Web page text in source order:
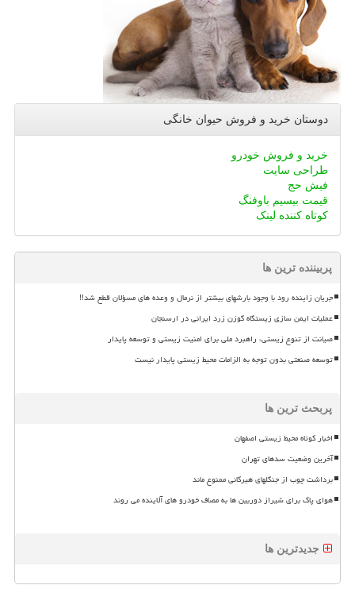
دوستان خرید و فروش حیوان خانگی
خرید و فروش خودرو
طراحی سایت
فیش حج
قیمت بیسیم باوفنگ
کوتاه کننده لینک
پربیننده ترین ها
جریان زاینده رود با وجود بارشهای بیشتر از نرمال و وعده های مسؤلان قطع شد!!
عملیات ایمن سازی زیستگاه گوزن زرد ایرانی در ارسنجان
صیانت از تنوع زیستی، راهبرد ملی برای امنیت زیستی و توسعه پایدار
توسعه صنعتی بدون توجه به الزامات محیط زیستی پایدار نیست
پربحث ترین ها
اخبار کوتاه محیط زیستی اصفهان
آخرین وضعیت سدهای تهران
برداشت چوب از جنگلهای هیرکانی ممنوع ماند
هوای پاک برای شیراز دوربین ها به مصاف خودرو های آلاینده می روند
جدیدترین ها